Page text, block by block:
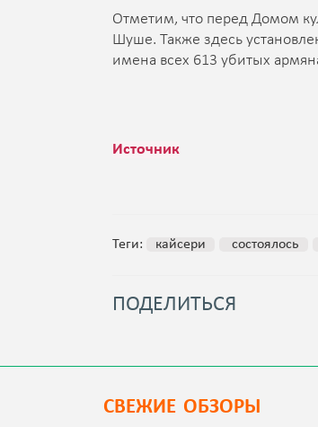
Отметим, что перед Домом
Шуше. Также здесь
имена всех 613 убитых
Источник
Теги: кайсери состоялось
ПОДЕЛИТЬСЯ
СВЕЖИЕ ОБЗОРЫ